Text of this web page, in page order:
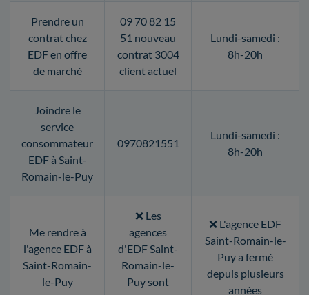
Prendre un
contrat chez
EDF en offre
de marché
09 70 82 15
51 nouveau
contrat 3004
client actuel
Lundi-samedi :
8h-20h
Joindre le
service
consommateur
EDF à Saint-
Romain-le-Puy
0970821551
Lundi-samedi :
8h-20h
Me rendre à
l'agence EDF à
Saint-Romain-
le-Puy
❌ Les
agences
d'EDF Saint-
Romain-le-
Puy sont
❌ L'agence EDF
Saint-Romain-le-
Puy a fermé
depuis plusieurs
années